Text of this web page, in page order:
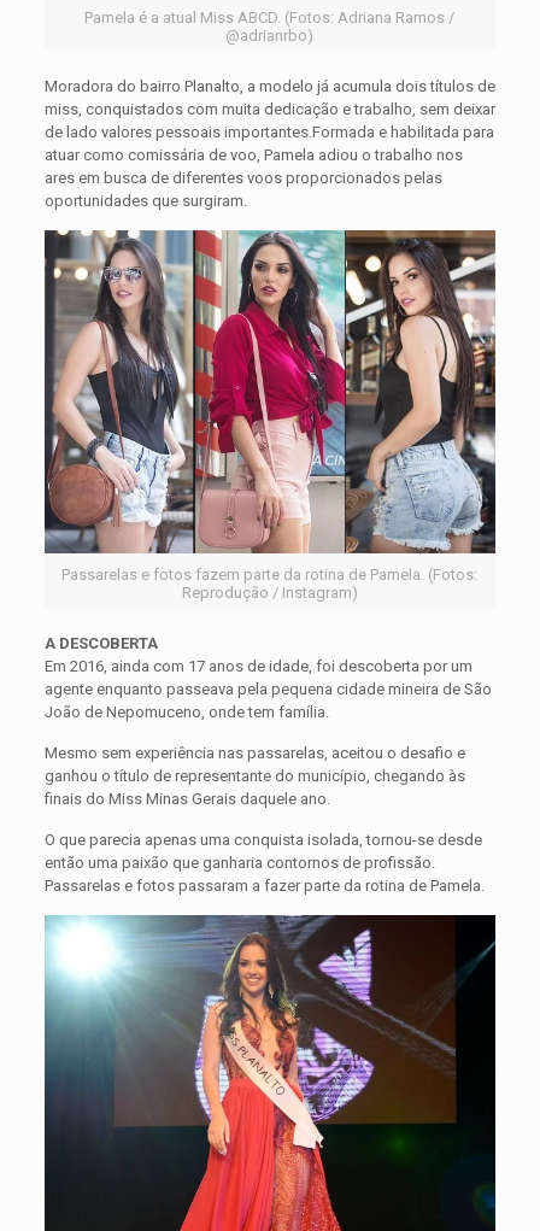
Pamela é a atual Miss ABCD. (Fotos: Adriana Ramos /
@adrianrbo)
Moradora do bairro Planalto, a modelo já acumula dois títulos de
miss, conquistados com muita dedicação e trabalho, sem deixar
de lado valores pessoais importantes.Formada e habilitada para
atuar como comissária de voo, Pamela adiou o trabalho nos
ares em busca de diferentes voos proporcionados pelas
oportunidades que surgiram.
Passarelas e fotos fazem parte da rotina de Pamela. (Fotos:
Reprodução / Instagram)
A DESCOBERTA
Em 2016, ainda com 17 anos de idade, foi descoberta por um
agente enquanto passeava pela pequena cidade mineira de São
João de Nepomuceno, onde tem família.
Mesmo sem experiência nas passarelas, aceitou o desafio e
ganhou o título de representante do município, chegando às
finais do Miss Minas Gerais daquele ano.
O que parecia apenas uma conquista isolada, tornou-se desde
então uma paixão que ganharia contornos de profissão.
Passarelas e fotos passaram a fazer parte da rotina de Pamela.